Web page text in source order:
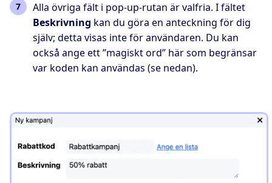
Alla övriga fält i pop-up-rutan är valfria. I fältet
Beskrivning kan du göra en anteckning för dig
själv; detta visas inte för användaren. Du kan
också ange ett ”magiskt ord” här som begränsar
var koden kan användas (se nedan).